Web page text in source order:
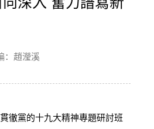
：趙瀅溪
徹黨的十九大精神專題研討班